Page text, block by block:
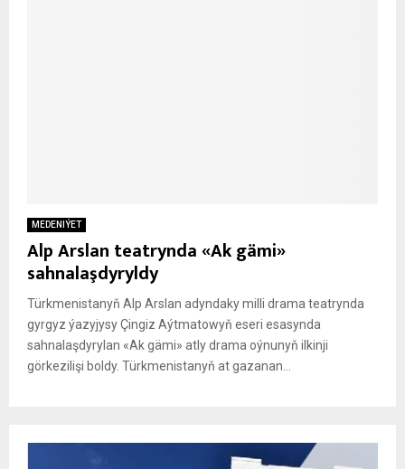
MEDENIÝET
Alp Arslan teatrynda «Ak gämi»
sahnalaşdyryldy
Türkmenistanyň Alp Arslan adyndaky milli drama teatrynda
gyrgyz ýazyjysy Çingiz Aýtmatowyň eseri esasynda
sahnalaşdyrylan «Ak gämi» atly drama oýnunyň ilkinji
görkezilişi boldy. Türkmenistanyň at gazanan...